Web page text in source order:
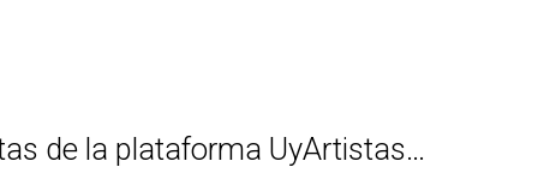
de la plataforma UyArtistas…